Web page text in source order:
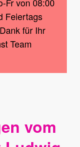
Feiertags
für Ihr
Team
vom